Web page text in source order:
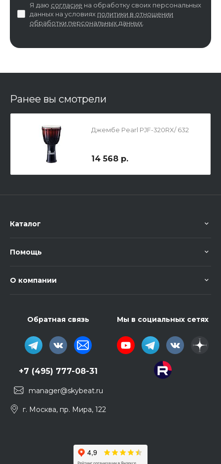
Я даю согласие на обработку своих персональных
данных на условиях политики в отношении
обработки персональных данных
Ранее вы смотрели
Джембе Pearl PJF-320RX/ 632
14 568 р.
Каталог
Помощь
О компании
Обратная связь
+7 (495) 777-08-31
manager@skybeat.ru
г. Москва, пр. Мира, 122
Мы в социальных сетях